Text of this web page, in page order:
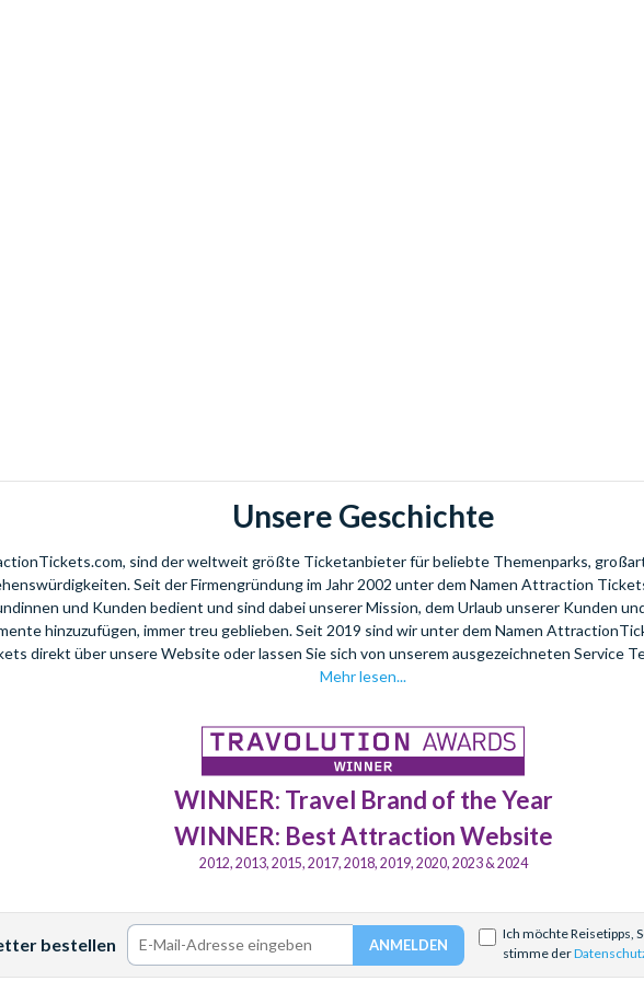
Unsere Geschichte
sind der weltweit größte Ticketanbieter für beliebte Themenparks,
Seit der Firmengründung im Jahr 2002 unter dem Namen Attraction
und Kunden bedient und sind dabei unserer Mission, dem Urlaub unserer Kunden
hinzuzufügen, immer treu geblieben. Seit 2019 sind wir unter dem Namen
direkt über unsere Website oder lassen Sie sich von unserem ausgezeichneten Service
Mehr lesen...
WINNER: Travel Brand of the Year
WINNER: Best Attraction Website
2012, 2013, 2015, 2017, 2018, 2019, 2020, 2023 & 2024
bestellen
Ich möchte Reisetipps,
stimme der